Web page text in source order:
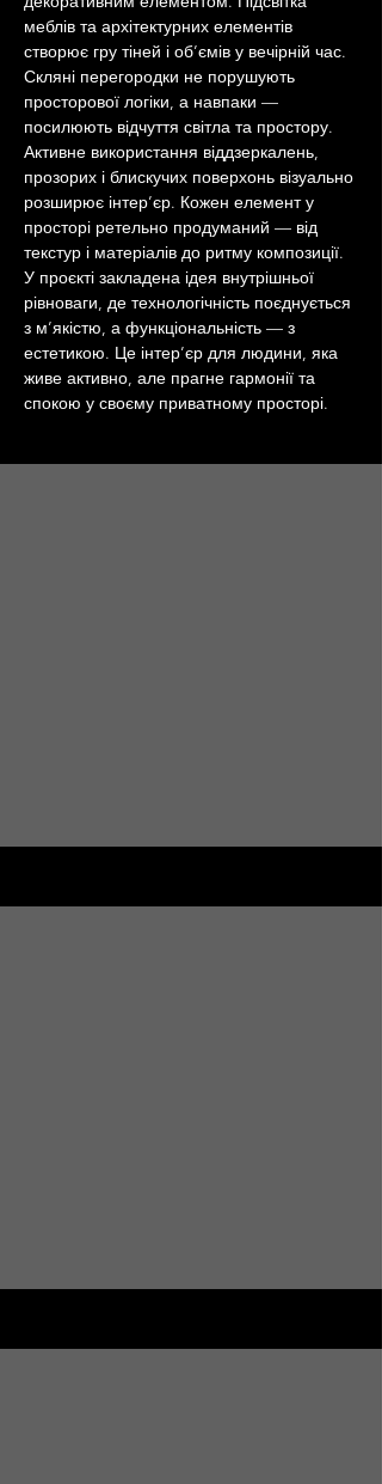
меблів та архітектурних елементів
створює гру тіней і об’ємів у вечірній час.
Скляні перегородки не порушують
просторової логіки, а навпаки —
посилюють відчуття світла та простору.
Активне використання віддзеркалень,
прозорих і блискучих поверхонь візуально
розширює інтер’єр. Кожен елемент у
просторі ретельно продуманий — від
текстур і матеріалів до ритму композиції.
У проєкті закладена ідея внутрішньої
рівноваги, де технологічність поєднується
з м’якістю, а функціональність — з
естетикою. Це інтер’єр для людини, яка
живе активно, але прагне гармонії та
спокою у своєму приватному просторі.